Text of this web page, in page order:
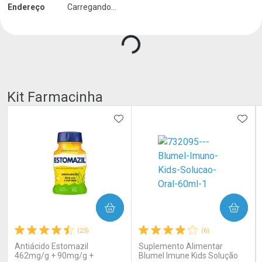
Endereço Carregando...
Kit Farmacinha
(23)
Antiácido Estomazil
462mg/g + 90mg/g +
ADICIONAR AOS FAVORITOS
COMPRAR
(6)
Suplemento Alimentar
Blumel Imune Kids Solução
COMPRAR